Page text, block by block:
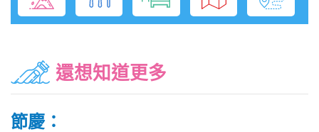
還想知道更多
節慶：